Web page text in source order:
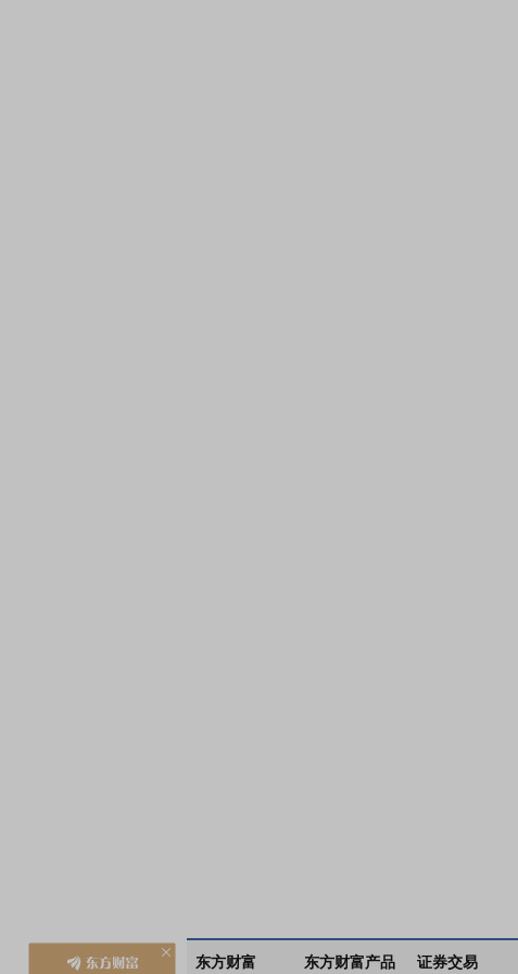
东方财富 东方财富产品 证券交易